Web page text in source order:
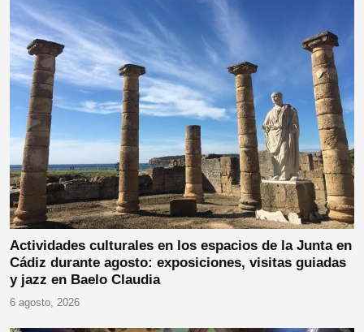
Actividades culturales en los espacios de la Junta en
Cádiz durante agosto: exposiciones, visitas guiadas
y jazz en Baelo Claudia
6 agosto, 2026